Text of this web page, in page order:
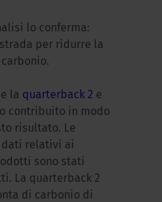
lo conferma:
per ridurre la
la quarterback 2 e
contribuito in modo
risultato. Le
relativi ai
sono stati
La quarterback 2
di carbonio di